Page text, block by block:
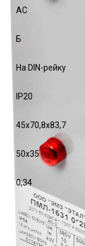
АС
Б
На DIN-рейку
IP20
45х70,8х83,7
50х35
0,34